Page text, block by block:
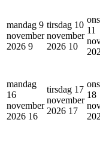
mandag 9
november
2026 9
tirsdag 10
november
2026 10
11
mandag
16
november
2026 16
tirsdag 17
november
2026 17
18